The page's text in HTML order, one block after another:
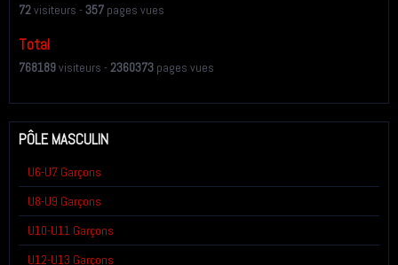
72visiteurs -357 pages vues
Total
768189visiteurs -2360373 pages vues
PÔLE MASCULIN
U6-U7 Garçons
U8-U9 Garçons
U10-U11 Garçons
U12-U13 Garçons